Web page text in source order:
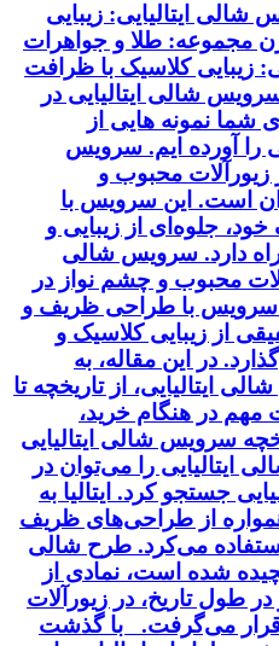
ایتالیایی: زیبایی
مجموعه: طلا و جواهرات
زیبایی کلاسیک با ظرافت
شالی ایتالیایی در
شما نمونه هایی از
را آورده ایم. سرویس
زیورآلات محبوب و
است. این سرویس با
جلوه‌ای از زیبایی و
دارد. سرویس شالی
محبوب و چشم نواز در
سرویس با طراحی ظریف و
از زیبایی کلاسیک و
در این مقاله، به
ایتالیایی، از تاریخچه تا
مهم در هنگام خرید،
سرویس شالی ایتالیایی
را می‌توان در
جستجو کرد. ایتالیا به
از طراحی‌های ظریف
استفاده می‌کرد. طرح شالی
شده است، نمادی از
در طول تاریخ، در زیورآلات
قرار می‌گرفت. با گذشت